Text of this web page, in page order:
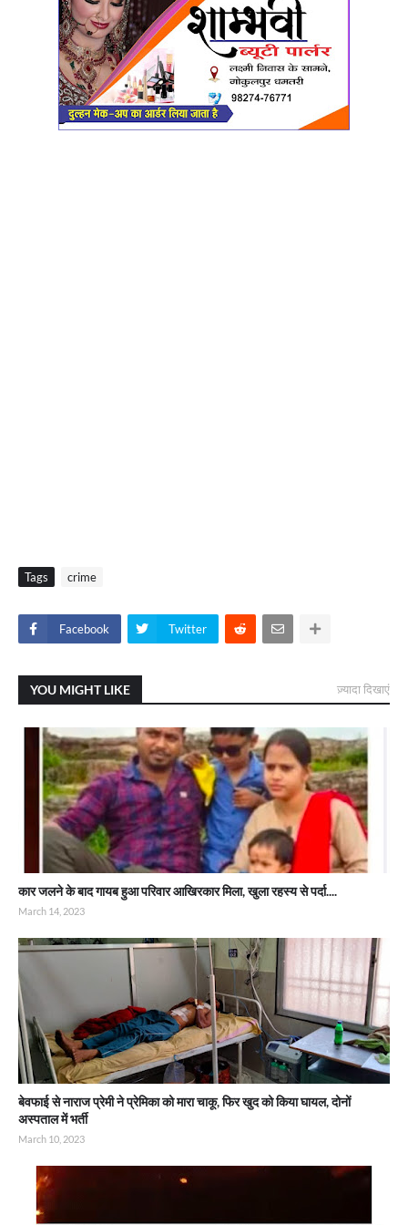
Tags crime
Facebook Twitter
YOU MIGHT LIKE ज़्यादा दिखाएं
कार जलने के बाद गायब हुआ परिवार आखिरकार मिला, खुला रहस्य से पर्दा....
March 14, 2023
बेवफाई से नाराज प्रेमी ने प्रेमिका को मारा चाकू, फिर खुद को किया घायल, दोनों
अस्पताल में भर्ती
March 10, 2023